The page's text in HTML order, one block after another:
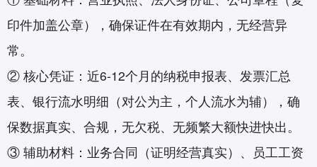
印件加盖公章），确保证件在有效期内，无经营异
常。
② 核心凭证：近6-12个月的纳税申报表、发票汇总
表、银行流水明细（对公为主，个人流水为辅），确
保数据真实、合规，无欠税、无频繁大额快进快出。
③ 辅助材料：业务合同（证明经营真实）、员工工资